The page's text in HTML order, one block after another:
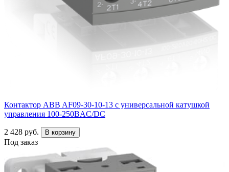
Контактор ABB AF09-30-10-13 с универсальной катушкой
управления 100-250BAC/DC
2 428 руб. В корзину
Под заказ